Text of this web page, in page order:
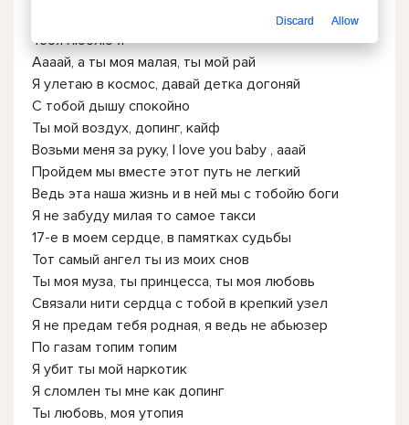
Тебя люблю я
Аааай, а ты моя малая, ты мой рай
Я улетаю в космос, давай детка догоняй
С тобой дышу спокойно
Ты мой воздух, допинг, кайф
Возьми меня за руку, I love you baby , ааай
Пройдем мы вместе этот путь не легкий
Ведь эта наша жизнь и в ней мы с тобойю боги
Я не забуду милая то самое такси
17-е в моем сердце, в памятках судьбы
Тот самый ангел ты из моих снов
Ты моя муза, ты принцесса, ты моя любовь
Связали нити сердца с тобой в крепкий узел
Я не предам тебя родная, я ведь не абьюзер
По газам топим топим
Я убит ты мой наркотик
Я сломлен ты мне как допинг
Ты любовь, моя утопия
Discard Allow